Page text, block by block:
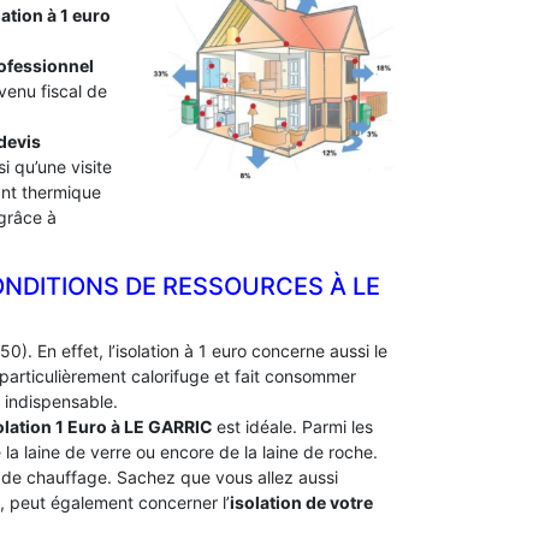
à 1 euro
fiscal de
qu’une visite
thermique
à
DE RESSOURCES À ‎LE
En effet, l’isolation à 1 euro concerne aussi le
calorifuge et fait consommer
indispensable.
1 Euro à LE GARRIC est idéale. Parmi les
laine de verre ou encore de la laine de roche.
chauffage. Sachez que vous allez aussi
également concerner l’isolation de votre